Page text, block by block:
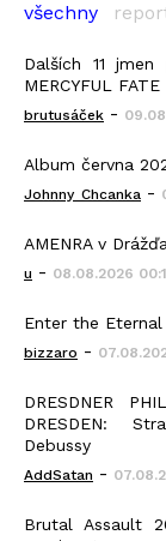
všechny
Dalších 11
MERCYFUL FATE
brutusáček -
Album června
Johnny_Chcanka -
AMENRA v
u - 08.08.2026
Enter the
bizzaro -
DRESDNER
DRESDEN:
Debussy
AddSatan -
Brutal Assault